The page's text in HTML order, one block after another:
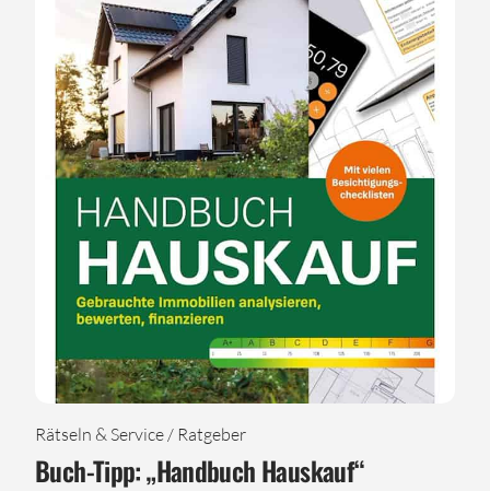
Rätseln & Service / Ratgeber
Buch-Tipp: „Handbuch Hauskauf“